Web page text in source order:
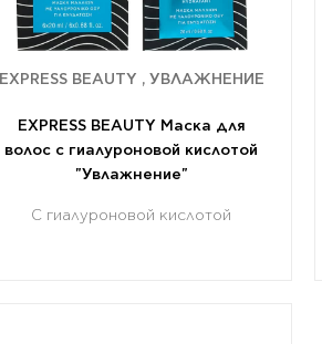
EXPRESS BEAUTY , УВЛАЖНЕНИЕ
EXPRESS BEAUTY Маска для
волос с гиалуроновой кислотой
"Увлажнение"
С гиалуроновой кислотой